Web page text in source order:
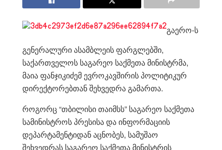
გაერო-ს
გენერალური ასამბლეის ფარგლებში,
საქართველოს საგარეო საქმეთა მინისტრმა,
მაია ფანჯიკიძემ ევროკავშირის პოლიტიკურ
დირექტორებთან შეხვედრა გამართა.
როგორც “თბილისი თაიმსს” საგარეო საქმეთა
სამინისტროს პრესისა და ინფორმაციის
დეპარტამენტიდან აცნობეს, სამუშაო
შეხვედრას საგარეო საქმეთა მინისტრის